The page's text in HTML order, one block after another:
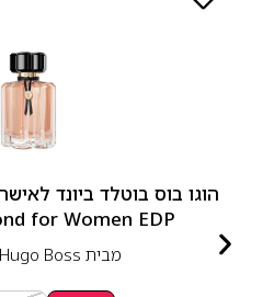
Bottled Beyond for Women EDP
מבית Hugo Boss- הוגו בוס